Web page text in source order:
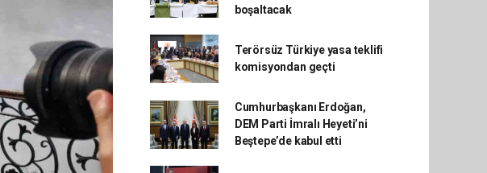
boşaltacak
Terörsüz Türkiye yasa teklifi
komisyondan geçti
Cumhurbaşkanı Erdoğan,
DEM Parti İmralı Heyeti’ni
Beştepe’de kabul etti